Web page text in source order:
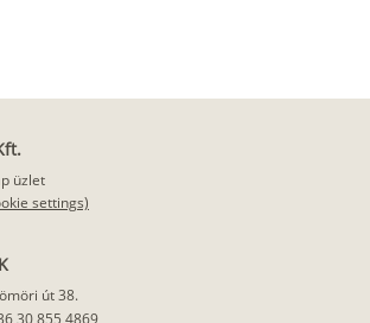
üzlet
settings)
út 38.